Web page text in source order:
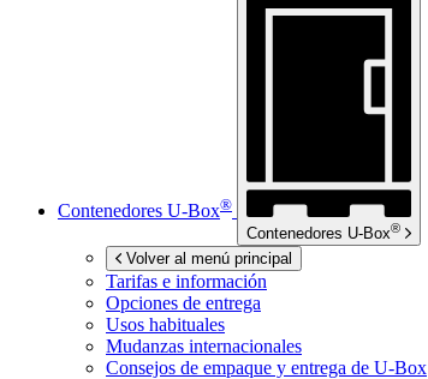
Contenedores U-Box®
Contenedores U-Box®
Volver al menú principal
Tarifas e información
Opciones de entrega
Usos habituales
Mudanzas internacionales
Consejos de empaque y entrega de U-Box